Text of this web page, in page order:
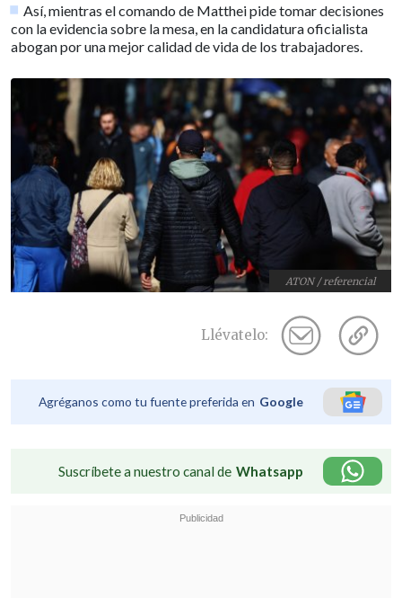
Así, mientras el comando de Matthei pide tomar decisiones
con la evidencia sobre la mesa, en la candidatura oficialista
abogan por una mejor calidad de vida de los trabajadores.
ATON / referencial
Llévatelo:
Agréganos como tu fuente preferida en Google
Suscríbete a nuestro canal de Whatsapp